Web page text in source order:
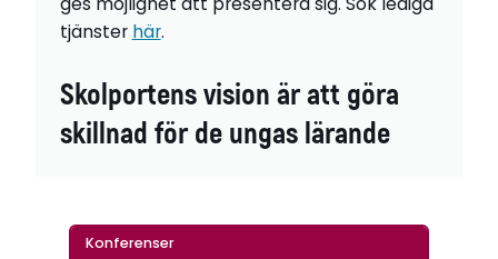
tjänster här.
Skolportens vision är att göra
skillnad för de ungas lärande
Konferenser